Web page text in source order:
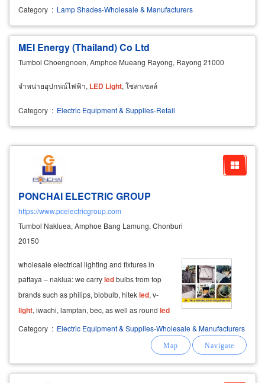
Category : Lamp Shades-Wholesale & Manufacturers
MEI Energy (Thailand) Co Ltd
Tumbol Choengnoen, Amphoe Mueang Rayong, Rayong 21000
จำหน่ายอุปกรณ์ไฟฟ้า, LED Light, โซล่าเซลล์
Category : Electric Equipment & Supplies-Retail
PONCHAI ELECTRIC GROUP
https://www.pcelectricgroup.com
Tumbol Nakluea, Amphoe Bang Lamung, Chonburi
20150
wholesale electrical lighting and fixtures in
pattaya – naklua: we carryledbulbs from top
brands such as philips, biobulb, hitekled, v-
light, iwachi, lamptan, bec, as well as round led
neon tubes, alphaledneon tubes, gataled
bulbs.
Category : Electric Equipment & Supplies-Wholesale & Manufacturers